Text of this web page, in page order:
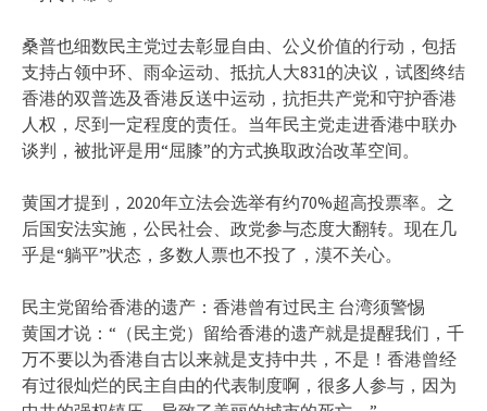
桑普也细数民主党过去彰显自由、公义价值的行动，包括
支持占领中环、雨伞运动、抵抗人大831的决议，试图终结
香港的双普选及香港反送中运动，抗拒共产党和守护香港
人权，尽到一定程度的责任。当年民主党走进香港中联办
谈判，被批评是用“屈膝”的方式换取政治改革空间。
黄国才提到，2020年立法会选举有约70%超高投票率。之
后国安法实施，公民社会、政党参与态度大翻转。现在几
乎是“躺平”状态，多数人票也不投了，漠不关心。
民主党留给香港的遗产：香港曾有过民主 台湾须警惕
黄国才说：“（民主党）留给香港的遗产就是提醒我们，千
万不要以为香港自古以来就是支持中共，不是！香港曾经
有过很灿烂的民主自由的代表制度啊，很多人参与，因为